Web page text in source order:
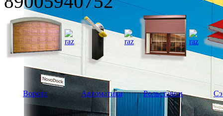
Ворота Автоматика Рольставни